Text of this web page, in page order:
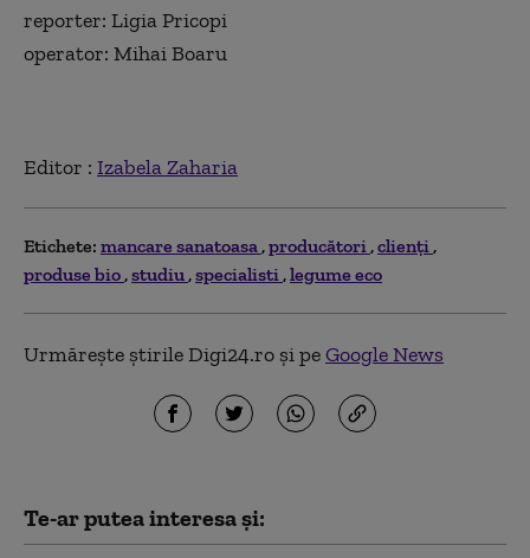
reporter: Ligia Pricopi
operator: Mihai Boaru
Editor : Izabela Zaharia
Etichete: mancare sanatoasa producători clienţi
produse bio studiu specialisti legume eco
Urmărește știrile Digi24.ro și peGoogle News
Te-ar putea interesa și: